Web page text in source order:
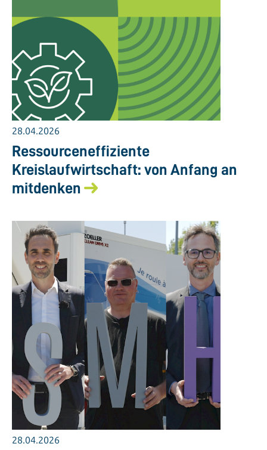
28.04.2026
Ressourceneffiziente
Kreislaufwirtschaft: von Anfang an
mitdenken
28.04.2026